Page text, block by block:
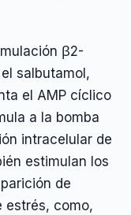
β2-
salbutamol,
el AMP cíclico
a la bomba
intracelular de
estimulan los
de
estrés, como,